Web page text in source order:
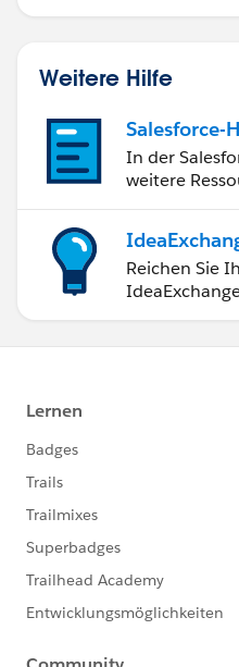
Weitere Hilfe
Salesforce-
In der
weitere
Reichen Sie